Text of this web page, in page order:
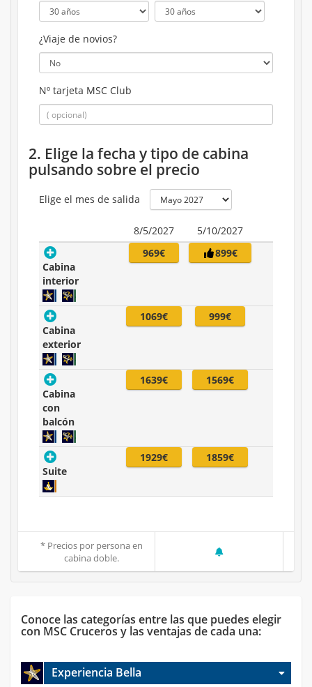
¿Viaje de novios?
Nº tarjeta MSC Club
2. Elige la fecha y tipo de cabina
pulsando sobre el precio
Elige el mes de salida
8/5/2027 5/10/2027
Cabina
interior
969€ 899€
Cabina
exterior
1069€ 999€
Cabina
con
balcón
1639€ 1569€
Suite
1929€ 1859€
* Precios por persona en
cabina doble.
Conoce las categorías entre las que puedes elegir
con MSC Cruceros y las ventajas de cada una:
Experiencia Bella